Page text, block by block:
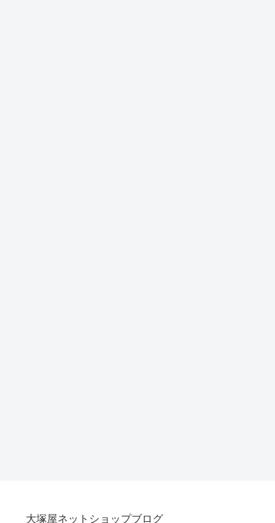
大塚屋ネットショップブログ